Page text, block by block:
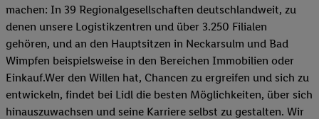
machen: In 39 Regionalgesellschaften deutschlandweit, zu
denen unsere Logistikzentren und über 3.250 Filialen
gehören, und an den Hauptsitzen in Neckarsulm und Bad
Wimpfen beispielsweise in den Bereichen Immobilien oder
Einkauf.Wer den Willen hat, Chancen zu ergreifen und sich zu
entwickeln, findet bei Lidl die besten Möglichkeiten, über sich
hinauszuwachsen und seine Karriere selbst zu gestalten. Wir